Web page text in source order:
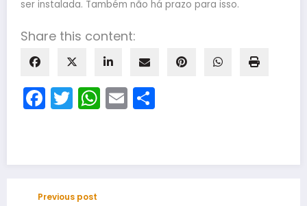
ser instalada. Também não há prazo para isso.
Share this content:
Facebook
Twitter
WhatsApp
Email
Previous post